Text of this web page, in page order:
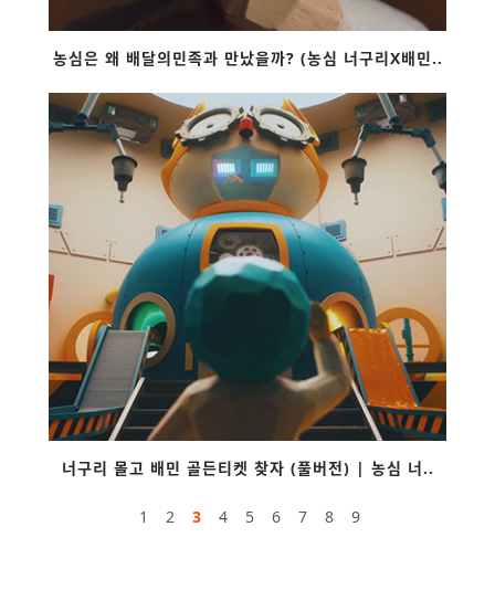
농심은 왜 배달의민족과 만났을까? (농심 너구리X배민..
너구리 몰고 배민 골든티켓 찾자 (풀버전) | 농심 너..
1 2 3 4 5 6 7 8 9